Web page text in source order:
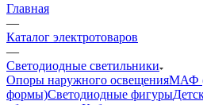
Главная
—
Каталог электротоваров
—
Светодиодные светильники
Опоры наружного освещенияМАФ
формы)Светодиодные фигуры